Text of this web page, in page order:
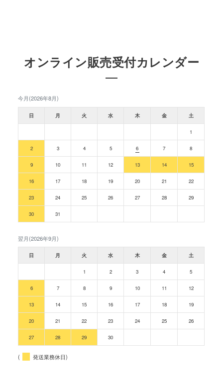
オンライン販売受付カレンダー
今月(2026年8月)
日 月 火 水 木 金 土
1
2 3 4 5 6 7 8
9 10 11 12 13 14 15
16 17 18 19 20 21 22
23 24 25 26 27 28 29
30 31
翌月(2026年9月)
日 月 火 水 木 金 土
1 2 3 4 5
6 7 8 9 10 11 12
13 14 15 16 17 18 19
20 21 22 23 24 25 26
27 28 29 30
( 発送業務休日)